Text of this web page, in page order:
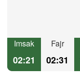
Imsak
02:21
Fajr
02:31